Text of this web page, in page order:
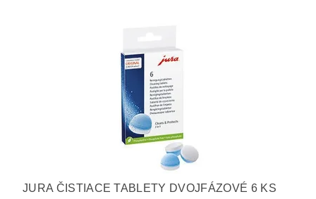
JURA ČISTIACE TABLETY DVOJFÁZOVÉ 6 KS